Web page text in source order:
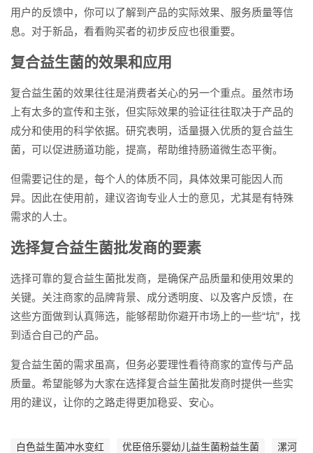
用户的反馈中，你可以了解到产品的实际效果、服务质量等信
息。对于新品，看看购买者的初步反应也很重要。
复合益生菌的效果和应用
复合益生菌的效果往往是消费者关心的另一个重点。虽然市场
上有太多的宣传和主张，但实际效果的验证往往取决于产品的
成分和使用的科学依据。研究表明，适量摄入优质的复合益生
菌，可以促进肠道功能，提高，帮助维持肠道微生态平衡。
但需要记住的是，每个人的体质不同，具体效果可能因人而
异。因此在使用前，建议咨询专业人士的意见，尤其是有特殊
需求的人士。
选择复合益生菌批发商的要素
选择可靠的复合益生菌批发商，是确保产品质量和使用效果的
关键。关注商家的品牌背景、成分透明度、以及客户反馈，在
这些方面做到认真筛选，能够帮助你避开市场上的一些“坑”，找
到适合自己的产品。
复合益生菌的需求虽高，但务必要理性看待商家的宣传与产品
质量。希望能够为大家在选择复合益生菌批发商时提供一些实
用的建议，让你的之路走得更加稳妥、安心。
白色益生菌冲水变红 优臣倍乐婴幼儿益生菌粉益生菌
漯河